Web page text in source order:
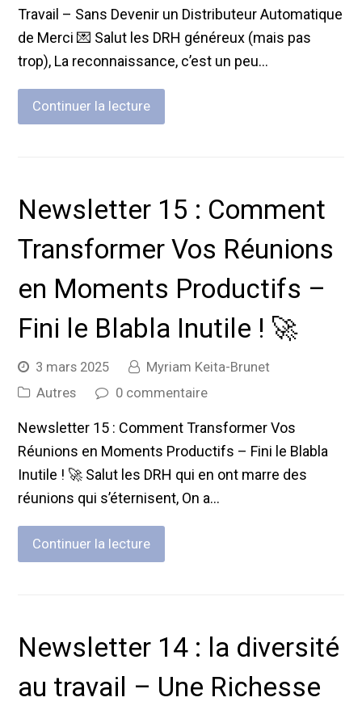
Travail – Sans Devenir un Distributeur Automatique
de Merci 💌 Salut les DRH généreux (mais pas
trop), La reconnaissance, c’est un peu…
Continuer la lecture
Newsletter 15 : Comment
Transformer Vos Réunions
en Moments Productifs –
Fini le Blabla Inutile ! 🚀
3 mars 2025
Myriam Keita-Brunet
Autres
0 commentaire
Newsletter 15 : Comment Transformer Vos
Réunions en Moments Productifs – Fini le Blabla
Inutile ! 🚀 Salut les DRH qui en ont marre des
réunions qui s’éternisent, On a…
Continuer la lecture
Newsletter 14 : la diversité
au travail – Une Richesse